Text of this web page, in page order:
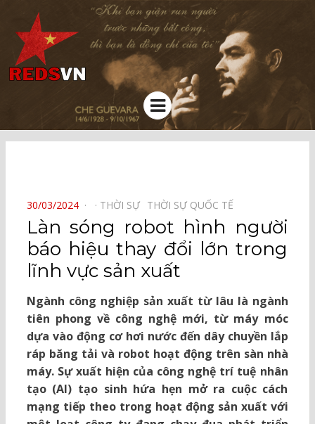
Kênh chia sẻ tri thức cộng đồng
Menu
POSTED
ON
30/03/2024 THỜI SỰ⠀ THỜI SỰ QUỐC TẾ⠀
Làn sóng robot hình người
báo hiệu thay đổi lớn trong
lĩnh vực sản xuất
Ngành công nghiệp sản xuất từ lâu là ngành
tiên phong về công nghệ mới, từ máy móc
dựa vào động cơ hơi nước đến dây chuyền lắp
ráp băng tải và robot hoạt động trên sàn nhà
máy. Sự xuất hiện của công nghệ trí tuệ nhân
tạo (AI) tạo sinh hứa hẹn mở ra cuộc cách
mạng tiếp theo trong hoạt động sản xuất với